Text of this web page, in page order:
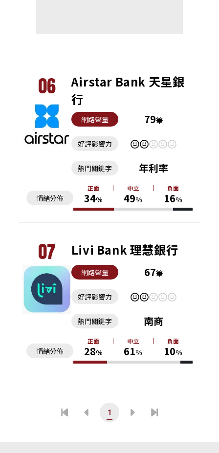
06
Airstar Bank 天星銀
行
網路聲量 79筆
好評影響力
情緒分佈
正面
34%
中立
49%
負面
16%
熱門關鍵字 年利率
07 Livi Bank 理慧銀行
網路聲量 67筆
好評影響力
情緒分佈
正面
28%
中立
61%
負面
10%
熱門關鍵字 南商
1